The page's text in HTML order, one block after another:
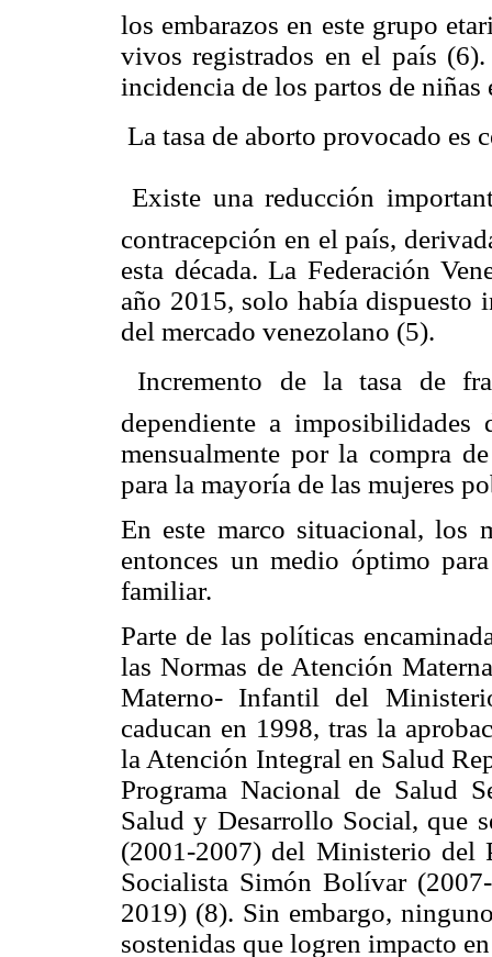
los embarazos en este grupo
vivos registrados en el país
incidencia de los partos de
 La tasa de aborto provocado es
 Existe una reducción
contracepción en el país,
esta década. La Federación
año 2015, solo había dispuesto
del mercado venezolano (5).
 Incremento de la tasa de
dependiente a
mensualmente por la compra
para la mayoría de las mujeres
En este marco situacional, los
entonces un medio óptimo
familiar.
Parte de las políticas
las Normas de Atención
Materno- Infantil del
caducan en 1998, tras la
la Atención Integral en Salud
Programa Nacional de Salud
Salud y Desarrollo Social, que
(2001-2007) del Ministerio del
Socialista Simón Bolívar
2019) (8). Sin embargo,
sostenidas que logren impacto